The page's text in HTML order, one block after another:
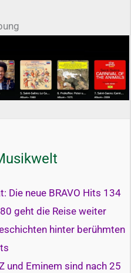
Die neue BRAVO Hits 134
geht die Reise weiter
hinter berühmten
und Eminem sind nach 25